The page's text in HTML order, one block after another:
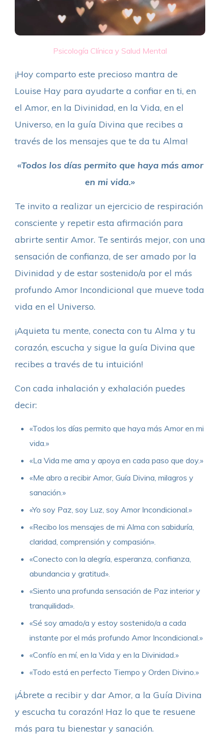
Psicología Clínica y Salud Mental
¡Hoy comparto este precioso mantra de
Louise Hay para ayudarte a confiar en ti, en
el Amor, en la Divinidad, en la Vida, en el
Universo, en la guía Divina que recibes a
través de los mensajes que te da tu Alma!
«Todos los días permito que haya más amor
en mi vida.»
Te invito a realizar un ejercicio de respiración
consciente y repetir esta afirmación para
abrirte sentir Amor. Te sentirás mejor, con una
sensación de confianza, de ser amado por la
Divinidad y de estar sostenido/a por el más
profundo Amor Incondicional que mueve toda
vida en el Universo.
¡Aquieta tu mente, conecta con tu Alma y tu
corazón, escucha y sigue la guía Divina que
recibes a través de tu intuición!
Con cada inhalación y exhalación puedes
decir:
«Todos los días permito que haya más Amor en mi
vida.»
«La Vida me ama y apoya en cada paso que doy.»
«Me abro a recibir Amor, Guía Divina, milagros y
sanación.»
«Yo soy Paz, soy Luz, soy Amor Incondicional.»
«Recibo los mensajes de mi Alma con sabiduría,
claridad, comprensión y compasión».
«Conecto con la alegría, esperanza, confianza,
abundancia y gratitud».
«Siento una profunda sensación de Paz interior y
tranquilidad».
«Sé soy amado/a y estoy sostenido/a a cada
instante por el más profundo Amor Incondicional.»
«Confío en mí, en la Vida y en la Divinidad.»
«Todo está en perfecto Tiempo y Orden Divino.»
¡Ábrete a recibir y dar Amor, a la Guía Divina
y escucha tu corazón! Haz lo que te resuene
más para tu bienestar y sanación.